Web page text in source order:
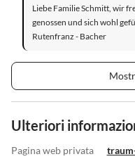
Liebe Familie Schmitt, wir
genossen und sich wohl
Rutenfranz - Bacher
Ulteriori
Pagina web privata